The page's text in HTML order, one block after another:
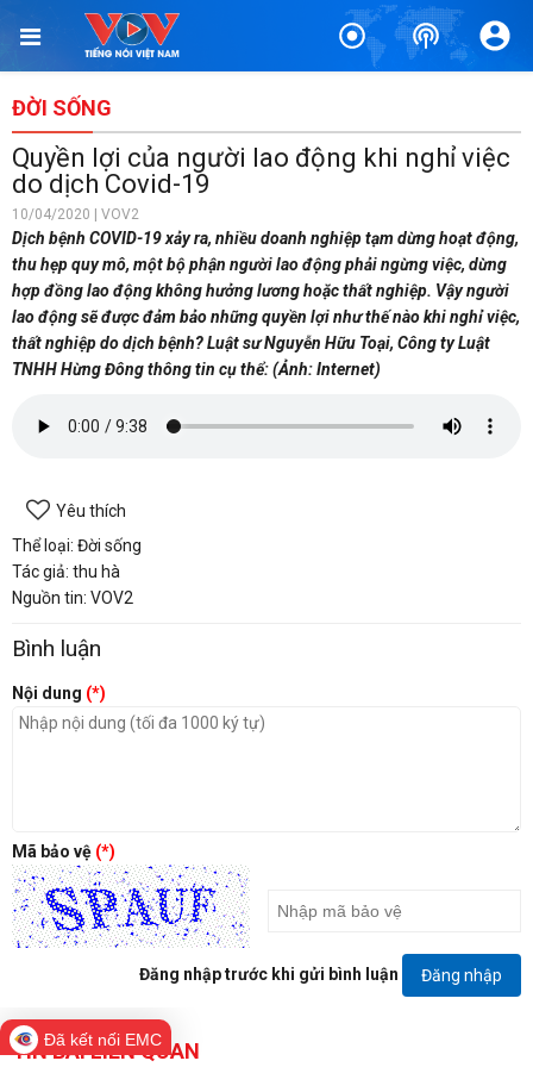
ĐỜI SỐNG
Quyền lợi của người lao động khi nghỉ việc
do dịch Covid-19
10/04/2020 | VOV2
Dịch bệnh COVID-19 xảy ra, nhiều doanh nghiệp tạm dừng hoạt động,
thu hẹp quy mô, một bộ phận người lao động phải ngừng việc, dừng
hợp đồng lao động không hưởng lương hoặc thất nghiệp. Vậy người
lao động sẽ được đảm bảo những quyền lợi như thế nào khi nghỉ việc,
thất nghiệp do dịch bệnh? Luật sư Nguyễn Hữu Toại, Công ty Luật
TNHH Hừng Đông thông tin cụ thể: (Ảnh: Internet)
Yêu thích
Thể loại: Đời sống
Tác giả: thu hà
Nguồn tin: VOV2
Bình luận
Nội dung (*)
Mã bảo vệ (*)
Đăng nhập trước khi gửi bình luận Đăng nhập
TIN BÀI LIÊN QUAN
Đã kết nối EMC